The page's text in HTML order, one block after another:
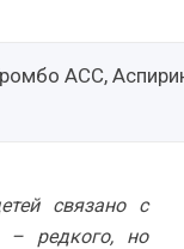
АСС,
связано с
– редкого, но